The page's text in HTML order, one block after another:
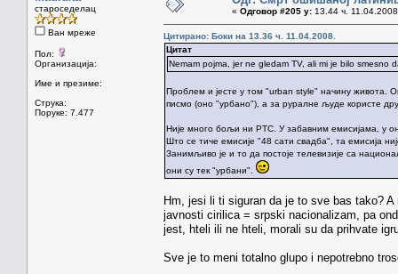
староседелац
Ван мреже
Пол:
Организација:
Име и презиме:
Струка:
Поруке: 7.477
« Одговор #205 у: 13.44 ч.
Цитирано: Боки на 13.36 ч. 11.04.2008.
Цитат
Nemam pojma, jer ne gledam TV, ali mi je bilo
Проблем и јесте у том "urban style" начину живота.
писмо (оно "урбано"), а за руралне људе користе
Није много бољи ни РТС. У забавним емисијама, у
Што се тиче емисије "48 сати свадба", та емисија
Занимљиво је и то да постоје телевизије са
они су тек "урбани".
Hm, jesi li ti siguran da je to sve bas tako?
javnosti cirilica = srpski nacionalizam, pa
jest, hteli ili ne hteli, morali su da prihvate
Sve je to meni totalno glupo i nepotrebno